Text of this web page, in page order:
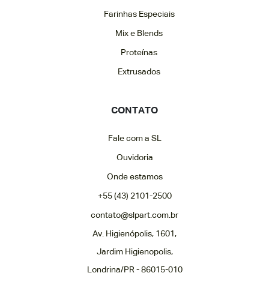
Farinhas Especiais
Mix e Blends
Proteínas
Extrusados
CONTATO
Fale com a SL
Ouvidoria
Onde estamos
+55 (43) 2101-2500
contato@slpart.com.br
Av. Higienópolis, 1601,
Jardim Higienopolis,
Londrina/PR - 86015-010